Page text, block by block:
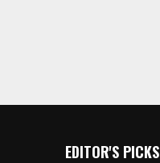
EDITOR'S PICKS